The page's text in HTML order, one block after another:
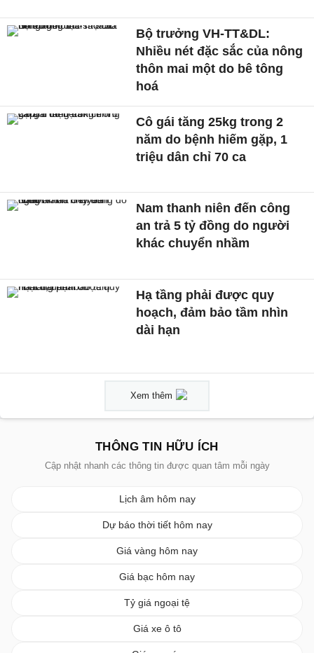
Bộ trưởng VH-TT&DL:
Nhiều nét đặc sắc của nông
thôn mai một do bê tông
hoá
Cô gái tăng 25kg trong 2
năm do bệnh hiếm gặp, 1
triệu dân chỉ 70 ca
Nam thanh niên đến công
an trả 5 tỷ đồng do người
khác chuyển nhầm
Hạ tầng phải được quy
hoạch, đảm bảo tầm nhìn
dài hạn
Xem thêm
THÔNG TIN HỮU ÍCH
Cập nhật nhanh các thông tin được quan tâm mỗi ngày
Lịch âm hôm nay
Dự báo thời tiết hôm nay
Giá vàng hôm nay
Giá bạc hôm nay
Tỷ giá ngoại tệ
Giá xe ô tô